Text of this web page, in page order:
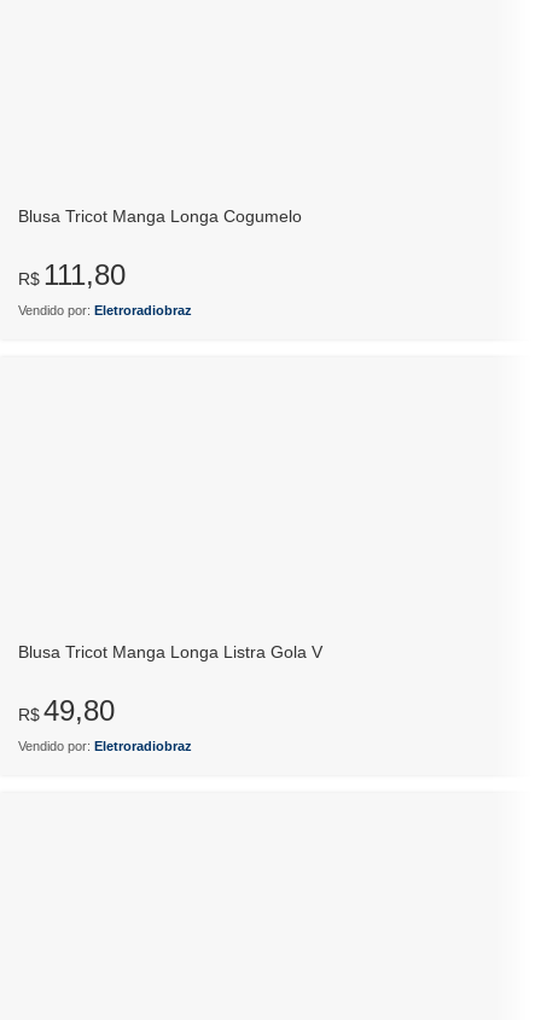
Blusa Tricot Manga Longa Cogumelo
R$ 111,80
Vendido por: Eletroradiobraz
Blusa Tricot Manga Longa Listra Gola V
R$49,80
Vendido por: Eletroradiobraz